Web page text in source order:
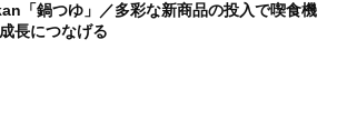
「鍋つゆ」／多彩な新商品の投入で喫食機
長につなげる